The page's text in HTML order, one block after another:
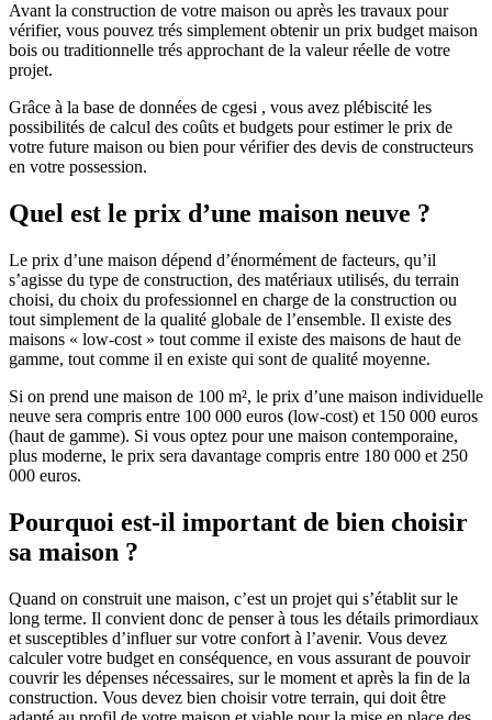
Avant la construction de votre maison ou après les travaux pour
vérifier, vous pouvez trés simplement obtenir un prix budget maison
bois ou traditionnelle trés approchant de la valeur réelle de votre
projet.
Grâce à la base de données de cgesi , vous avez plébiscité les
possibilités de calcul des coûts et budgets pour estimer le prix de
votre future maison ou bien pour vérifier des devis de constructeurs
en votre possession.
Quel est le prix d’une maison neuve ?
Le prix d’une maison dépend d’énormément de facteurs, qu’il
s’agisse du type de construction, des matériaux utilisés, du terrain
choisi, du choix du professionnel en charge de la construction ou
tout simplement de la qualité globale de l’ensemble. Il existe des
maisons « low-cost » tout comme il existe des maisons de haut de
gamme, tout comme il en existe qui sont de qualité moyenne.
Si on prend une maison de 100 m², le prix d’une maison individuelle
neuve sera compris entre 100 000 euros (low-cost) et 150 000 euros
(haut de gamme). Si vous optez pour une maison contemporaine,
plus moderne, le prix sera davantage compris entre 180 000 et 250
000 euros.
Pourquoi est-il important de bien choisir
sa maison ?
Quand on construit une maison, c’est un projet qui s’établit sur le
long terme. Il convient donc de penser à tous les détails primordiaux
et susceptibles d’influer sur votre confort à l’avenir. Vous devez
calculer votre budget en conséquence, en vous assurant de pouvoir
couvrir les dépenses nécessaires, sur le moment et après la fin de la
construction. Vous devez bien choisir votre terrain, qui doit être